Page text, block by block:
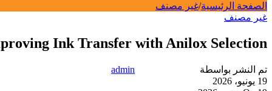
الصفحة الرئيسية/غير مصنف
غير مصنف
Ink Transfer with Anilox Selection
تم النشر بواسطة
admin
19 يونيو، 2026